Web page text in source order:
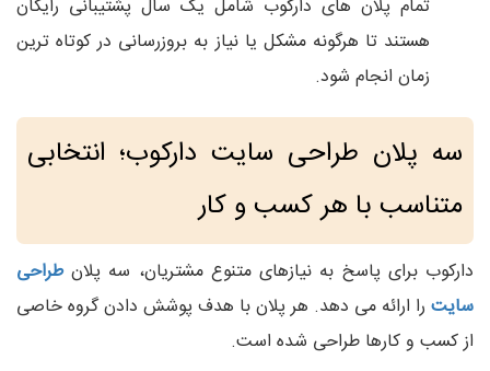
تمام پلان‌ های دارکوب شامل یک سال پشتیبانی رایگان
هستند تا هرگونه مشکل یا نیاز به بروزرسانی در کوتاه‌ ترین
زمان انجام شود.
سه پلان طراحی سایت دارکوب؛ انتخابی
متناسب با هر کسب‌ و کار
دارکوب برای پاسخ به نیازهای متنوع مشتریان، سه پلانطراحی
سایت را ارائه می‌ دهد. هر پلان با هدف پوشش دادن گروه خاصی
از کسب‌ و کارها طراحی شده است.